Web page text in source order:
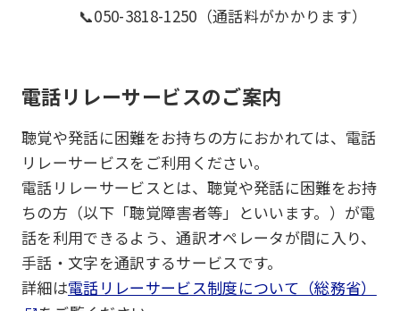
📞050-3818-1250（通話料がかかります）
電話リレーサービスのご案内
聴覚や発話に困難をお持ちの方におかれては、電話
リレーサービスをご利用ください。
電話リレーサービスとは、聴覚や発話に困難をお持
ちの方（以下「聴覚障害者等」といいます。）が電
話を利用できるよう、通訳オペレータが間に入り、
手話・文字を通訳するサービスです。
詳細は電話リレーサービス制度について（総務省）